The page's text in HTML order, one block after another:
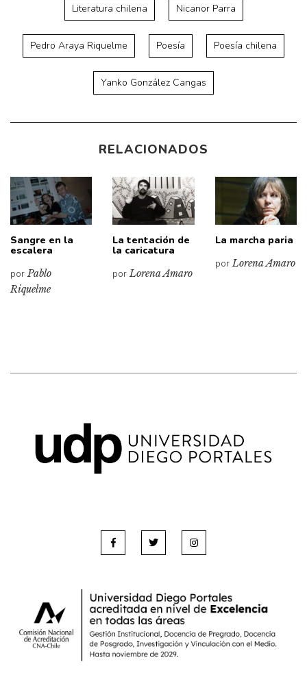
Literatura chilena Nicanor Parra
Pedro Araya Riquelme Poesía Poesía chilena
Yanko González Cangas
RELACIONADOS
Sangre en la
escalera
porPablo
Riquelme
La tentación de
la caricatura
porLorena Amaro
La marcha paria
porLorena Amaro